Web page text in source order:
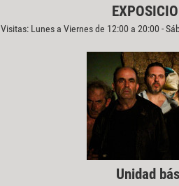
Visitas: Lunes a Viernes de 12:00 a 20:00 -
Unidad